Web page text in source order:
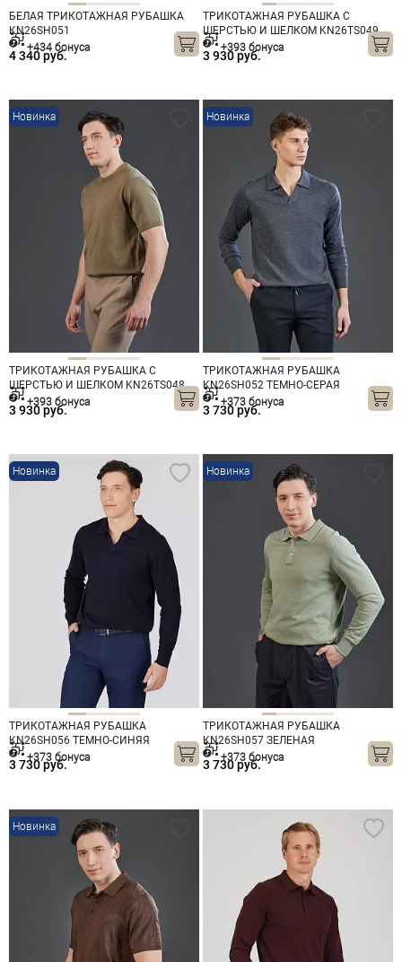
БЕЛАЯ ТРИКОТАЖНАЯ РУБАШКА
KN26SH051
4 340 руб.
+434 бонуса
ТРИКОТАЖНАЯ РУБАШКА С
ШЕРСТЬЮ И ШЕЛКОМ KN26TS049
ОРАНЖЕВАЯ
3 930 руб.
+393 бонуса
Новинка
ТРИКОТАЖНАЯ РУБАШКА С
ШЕРСТЬЮ И ШЕЛКОМ KN26TS048
ЗЕЛЕНАЯ
3 930 руб.
+393 бонуса
Новинка
ТРИКОТАЖНАЯ РУБАШКА
KN26SH052 ТЕМНО-СЕРАЯ
3 730 руб.
+373 бонуса
Новинка
ТРИКОТАЖНАЯ РУБАШКА
KN26SH056 ТЕМНО-СИНЯЯ
3 730 руб.
+373 бонуса
Новинка
ТРИКОТАЖНАЯ РУБАШКА
KN26SH057 ЗЕЛЕНАЯ
3 730 руб.
+373 бонуса
Новинка